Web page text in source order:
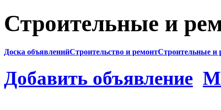
Строительные и
Доска объявленийСтроительство и ремонтСтроительные и
Добавить объявление